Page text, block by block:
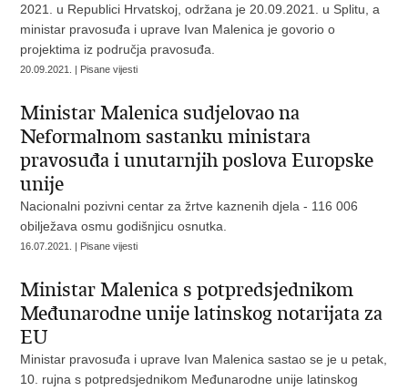
2021. u Republici Hrvatskoj, održana je 20.09.2021. u Splitu, a
ministar pravosuđa i uprave Ivan Malenica je govorio o
projektima iz područja pravosuđa.
20.09.2021. | Pisane vijesti
Ministar Malenica sudjelovao na
Neformalnom sastanku ministara
pravosuđa i unutarnjih poslova Europske
unije
Nacionalni pozivni centar za žrtve kaznenih djela - 116 006
obilježava osmu godišnjicu osnutka.
16.07.2021. | Pisane vijesti
Ministar Malenica s potpredsjednikom
Međunarodne unije latinskog notarijata za
EU
Ministar pravosuđa i uprave Ivan Malenica sastao se je u petak,
10. rujna s potpredsjednikom Međunarodne unije latinskog